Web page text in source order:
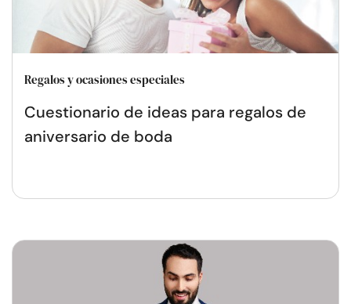
Regalos y ocasiones especiales
Cuestionario de ideas para regalos de
aniversario de boda